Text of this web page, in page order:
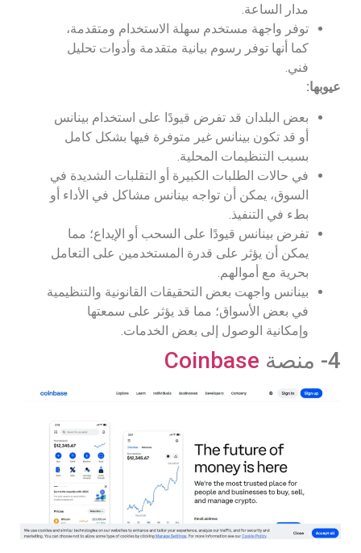
مدار الساعة.
توفر واجهة مستخدم سهلة الاستخدام ومتقدمة،
كما أنها توفر رسوم بيانية متقدمة وأدوات تحليل
فني.
عيوبها:
بعض البلدان قد تفرض قيودًا على استخدام بينانس
أو قد تكون بينانس غير متوفرة فيها بشكل كامل
بسبب التنظيمات المحلية.
في حالات الطلبات الكبيرة أو التقلبات الشديدة في
السوق، يمكن أن تواجه بينانس مشاكل في الأداء أو
بطء في التنفيذ.
تفرض بينانس قيودًا على السحب أو الإيداع؛ مما
يمكن أن يؤثر على قدرة المستخدمين على التعامل
بحرية مع أموالهم.
بينانس واجهت بعض التحقيقات القانونية والتنظيمية
في بعض الأسواق؛ مما قد يؤثر على سمعتها
وإمكانية الوصول إلى بعض الخدمات.
4- منصة Coinbase